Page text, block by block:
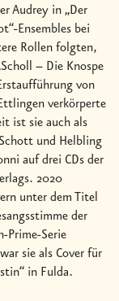
Audrey in „Der
Ensembles bei
Rollen folgten,
– Die Knospe
von
verkörperte
ist sie auch als
und Helbling
auf drei CDs der
2020
unter dem Titel
der
Prime-Serie
sie als Cover für
in Fulda.